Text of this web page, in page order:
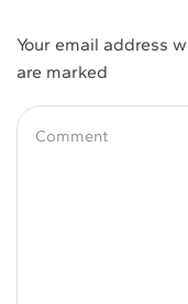
Your email address
are marked